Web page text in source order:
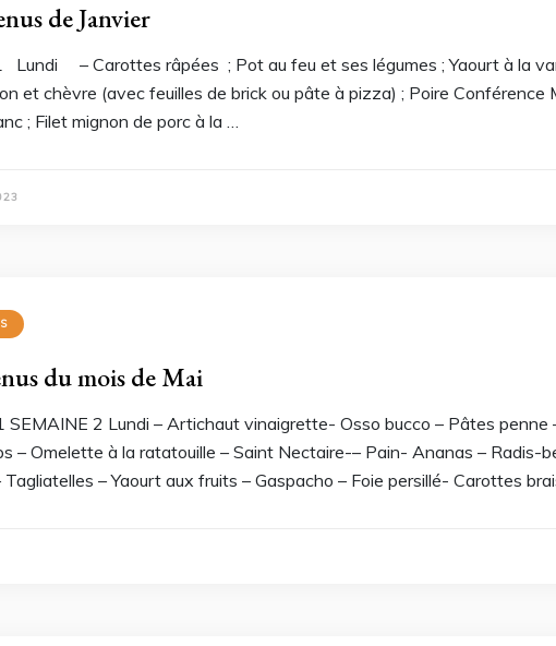
de Janvier
Lundi – Carottes râpées ; Pot au feu et ses légumes ; Yaourt à la
et chèvre (avec feuilles de brick ou pâte à pizza) ; Poire Conférence
; Filet mignon de porc à la …
du mois de Mai
SEMAINE 2 Lundi – Artichaut vinaigrette- Osso bucco – Pâtes penne
– Omelette à la ratatouille – Saint Nectaire-– Pain- Ananas – Radis-
– Yaourt aux fruits – Gaspacho – Foie persillé- Carottes